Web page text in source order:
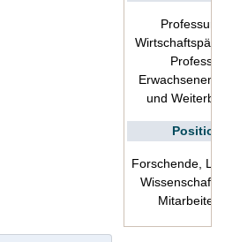
Professur
Professur
und
Position
Forschende,